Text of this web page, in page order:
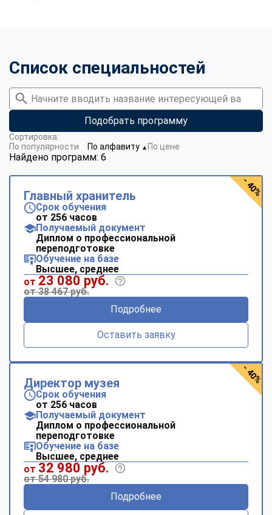
Список специальностей
Подобрать программу
Найдено программ: 6
Сортировка:
По популярности
По алфавиту ▼ По цене
Главный хранитель
Срок обучения
от 256 часов
Получаемый документ
Диплом о профессиональной
переподготовке
Обучение на базе
Высшее, среднее
от 23 080 руб.
от 38 467 руб.
Подробнее
Оставить заявку
- 40%
Директор музея
Срок обучения
от 256 часов
Получаемый документ
Диплом о профессиональной
переподготовке
Обучение на базе
Высшее, среднее
от 32 980 руб.
от 54 980 руб.
Подробнее
- 40%